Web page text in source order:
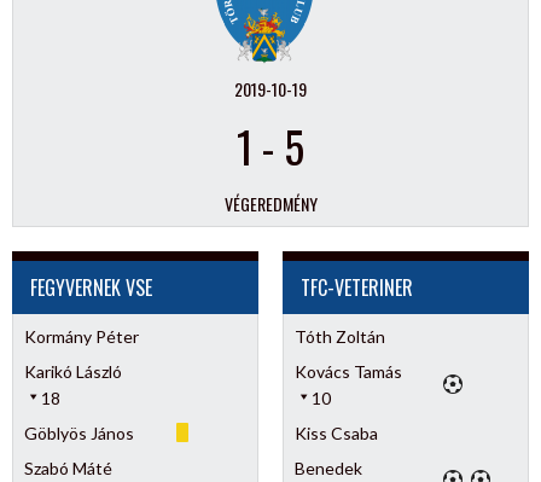
2019-10-19
1 - 5
VÉGEREDMÉNY
FEGYVERNEK VSE
Kormány Péter
Karikó László
18
Göblyös János
Szabó Máté
TFC-VETERINER
Tóth Zoltán
Kovács Tamás
10
Kiss Csaba
Benedek